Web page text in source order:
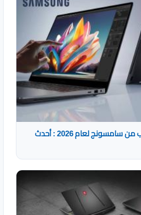
أفضل أجهزة اللاب توب من سامسونج لعام 2026 : أحدث